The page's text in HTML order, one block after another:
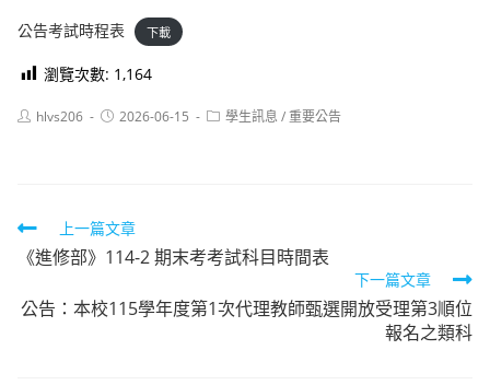
公告考試時程表 下載
瀏覽次數: 1,164
Posthlvs206
Post2026-06-15
Post學生訊息 /重要公告
Read
more
articles
上一篇文章
《進修部》114-2 期末考考試科目時間表
下一篇文章
公告：本校115學年度第1次代理教師甄選開放受理第3順位
報名之類科